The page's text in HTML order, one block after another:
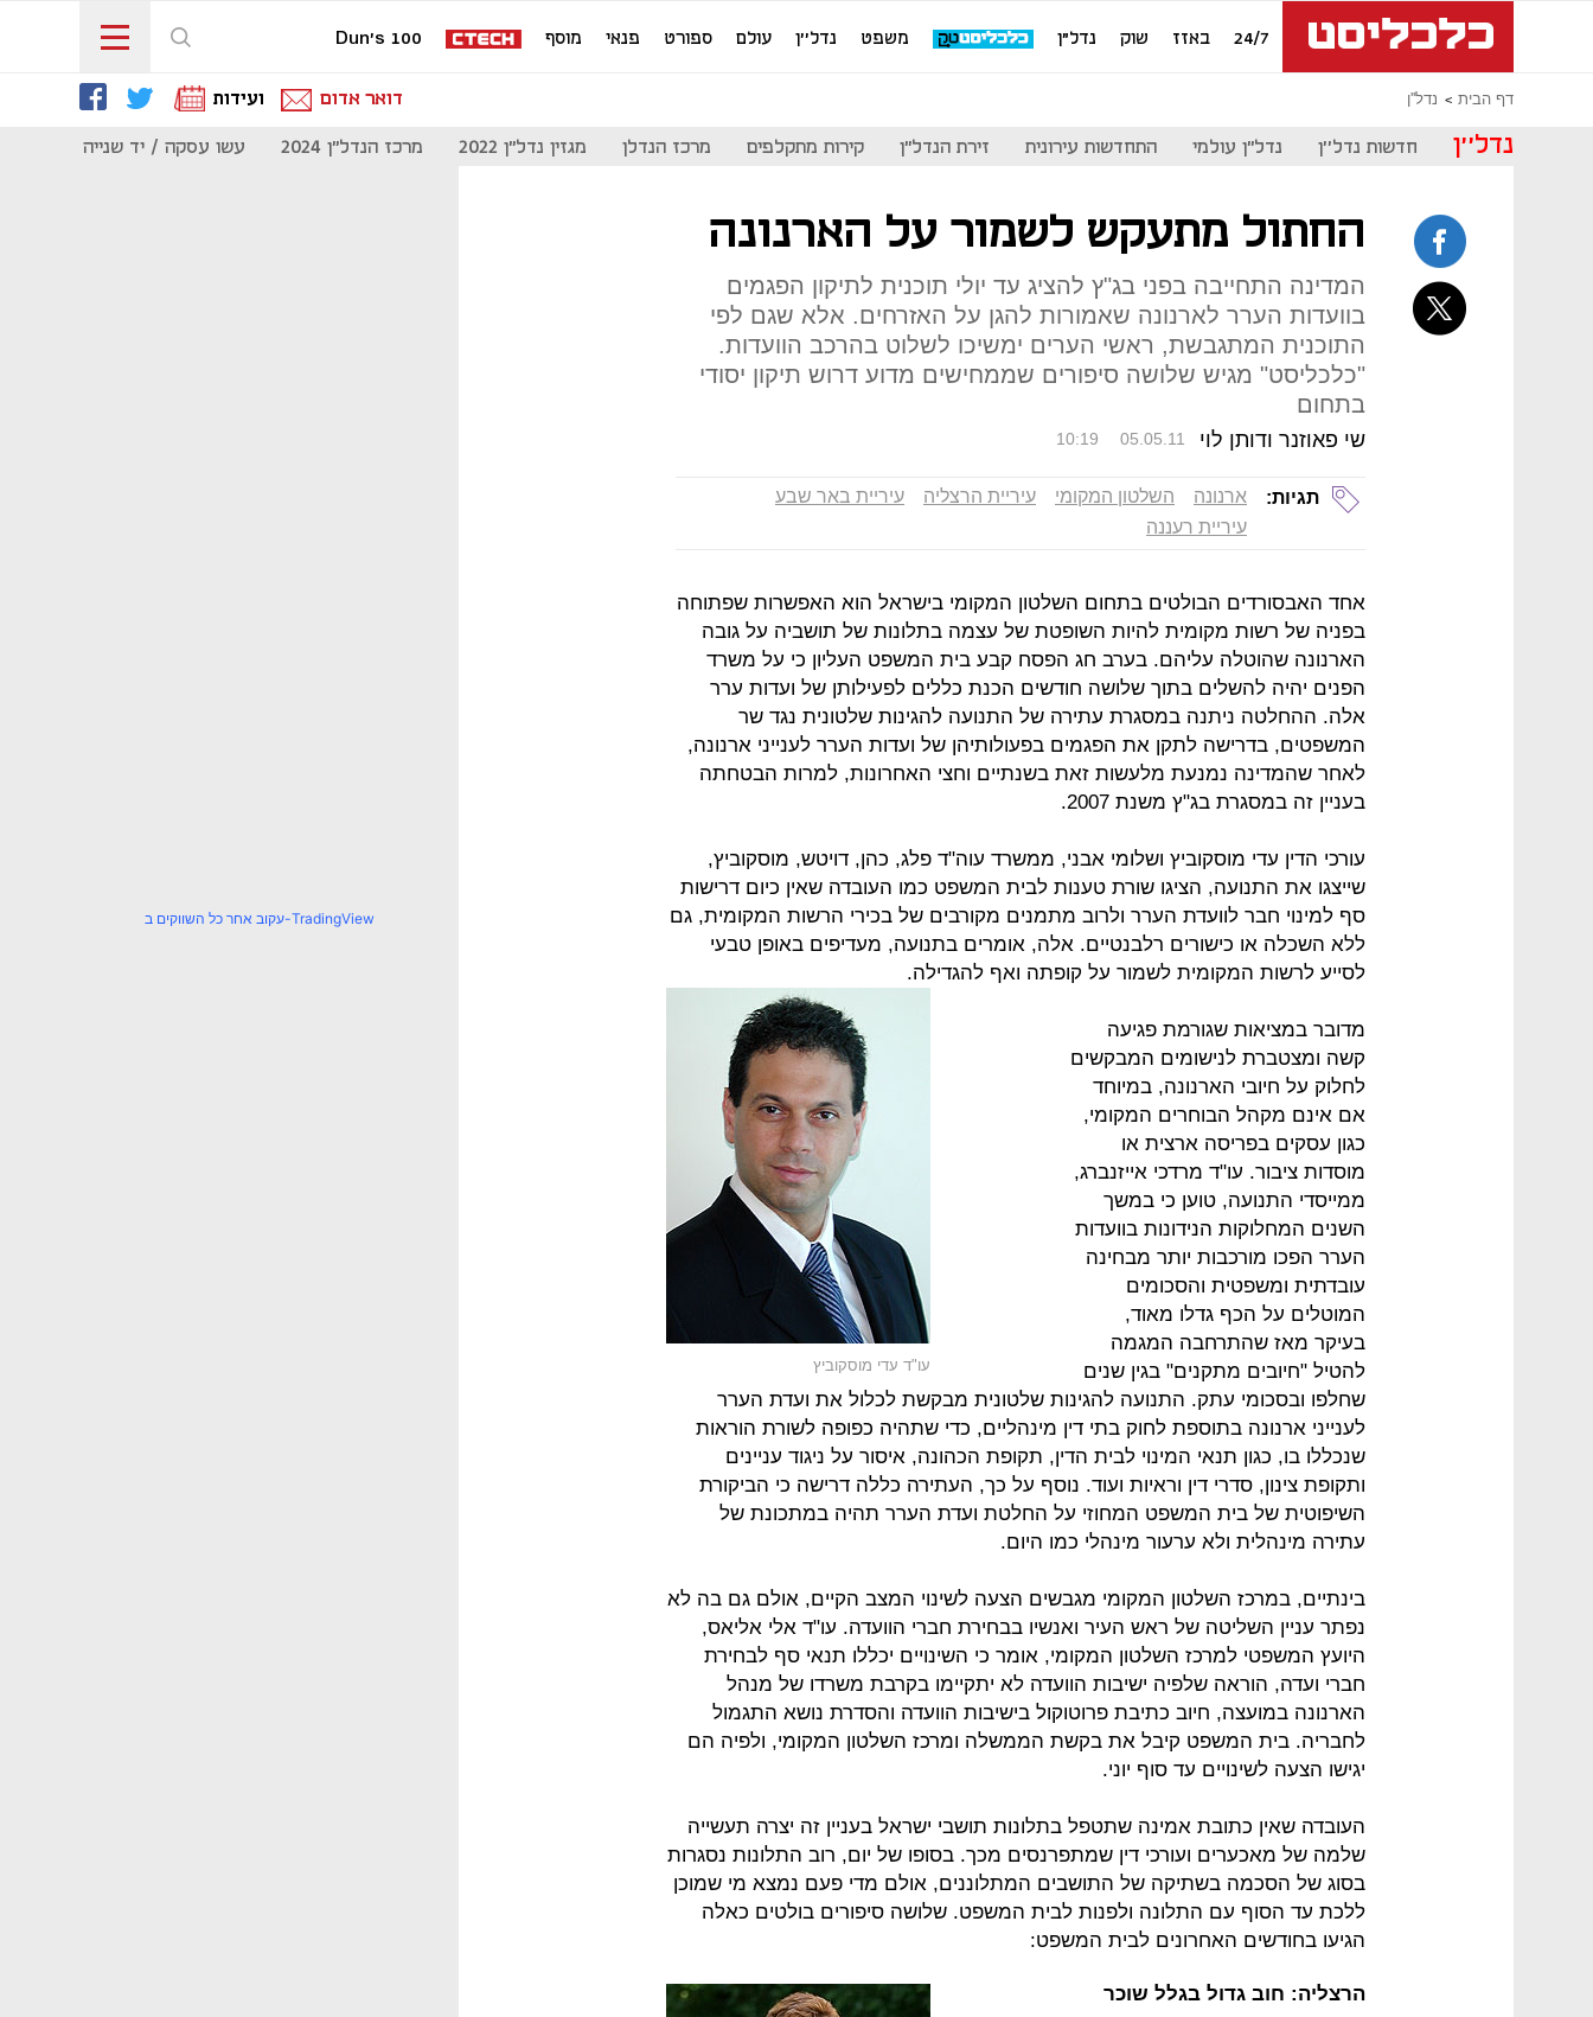
24/7 באזז שוק נדל"ן משפט נדל''ן עולם ספורט פנאי מוסף Dun's 100
דף הבית נדל''ן דואר אדום ועידות
נדל''ן חדשות נדל''ן נדל"ן עולמי התחדשות עירונית זירת הנדל"ן קירות מתקלפים מרכז הנדלן מגזין נדל"ן 2022 מרכז הנדל"ן 2024 עשו עסקה / יד שנייה
החתול מתעקש לשמור על הארנונה
המדינה התחייבה בפני בג"ץ להציג עד יולי תוכנית לתיקון הפגמים
בוועדות הערר לארנונה שאמורות להגן על האזרחים. אלא שגם לפי
התוכנית המתגבשת, ראשי הערים ימשיכו לשלוט בהרכב הוועדות.
"כלכליסט" מגיש שלושה סיפורים שממחישים מדוע דרוש תיקון יסודי
בתחום
שי פאוזנר ודותן לוי 10:19 05.05.11
תגיות: ארנונה השלטון המקומי עיריית הרצליה
עיריית באר שבע
עיריית רעננה
אחד האבסורדים הבולטים בתחום השלטון המקומי בישראל הוא האפשרות שפתוחה
בפניה של רשות מקומית להיות השופטת של עצמה בתלונות של תושביה על גובה
הארנונה שהוטלה עליהם. בערב חג הפסח קבע בית המשפט העליון כי על משרד
הפנים יהיה להשלים בתוך שלושה חודשים הכנת כללים לפעילותן של ועדות ערר
אלה. ההחלטה ניתנה במסגרת עתירה של התנועה להגינות שלטונית נגד שר
המשפטים, בדרישה לתקן את הפגמים בפעולותיהן של ועדות הערר לענייני ארנונה,
לאחר שהמדינה נמנעת מלעשות זאת בשנתיים וחצי האחרונות, למרות הבטחתה
בעניין זה במסגרת בג"ץ משנת 2007.
עורכי הדין עדי מוסקוביץ ושלומי אבני, ממשרד עוה"ד פלג, כהן, דויטש, מוסקוביץ,
שייצגו את התנועה, הציגו שורת טענות לבית המשפט כמו העובדה שאין כיום דרישות
סף למינוי חבר לוועדת הערר ולרוב מתמנים מקורבים של בכירי הרשות המקומית, גם
ללא השכלה או כישורים רלבנטיים. אלה, אומרים בתנועה, מעדיפים באופן טבעי
לסייע לרשות המקומית לשמור על קופתה ואף להגדילה.
עו"ד עדי מוסקוביץ
מדובר במציאות שגורמת פגיעה
קשה ומצטברת לנישומים המבקשים
לחלוק על חיובי הארנונה, במיוחד
אם אינם מקהל הבוחרים המקומי,
כגון עסקים בפריסה ארצית או
מוסדות ציבור. עו"ד מרדכי אייזנברג,
ממייסדי התנועה, טוען כי במשך
השנים המחלוקות הנידונות בוועדות
הערר הפכו מורכבות יותר מבחינה
עובדתית ומשפטית והסכומים
המוטלים על הכף גדלו מאוד,
בעיקר מאז שהתרחבה המגמה
להטיל "חיובים מתקנים" בגין שנים
שחלפו ובסכומי עתק. התנועה להגינות שלטונית מבקשת לכלול את ועדת הערר
לענייני ארנונה בתוספת לחוק בתי דין מינהליים, כדי שתהיה כפופה לשורת הוראות
שנכללו בו, כגון תנאי המינוי לבית הדין, תקופת הכהונה, איסור על ניגוד עניינים
ותקופת צינון, סדרי דין וראיות ועוד. נוסף על כך, העתירה כללה דרישה כי הביקורת
השיפוטית של בית המשפט המחוזי על החלטת ועדת הערר תהיה במתכונת של
עתירה מינהלית ולא ערעור מינהלי כמו היום.
בינתיים, במרכז השלטון המקומי מגבשים הצעה לשינוי המצב הקיים, אולם גם בה לא
נפתר עניין השליטה של ראש העיר ואנשיו בבחירת חברי הוועדה. עו"ד אלי אליאס,
היועץ המשפטי למרכז השלטון המקומי, אומר כי השינויים יכללו תנאי סף לבחירת
חברי ועדה, הוראה שלפיה ישיבות הוועדה לא יתקיימו בקרבת משרדו של מנהל
הארנונה במועצה, חיוב כתיבת פרוטוקול בישיבות הוועדה והסדרת נושא התגמול
לחבריה. בית המשפט קיבל את בקשת הממשלה ומרכז השלטון המקומי, ולפיה הם
יגישו הצעה לשינויים עד סוף יוני.
העובדה שאין כתובת אמינה שתטפל בתלונות תושבי ישראל בעניין זה יצרה תעשייה
שלמה של מאכערים ועורכי דין שמתפרנסים מכך. בסופו של יום, רוב התלונות נסגרות
בסוג של הסכמה בשתיקה של התושבים המתלוננים, אולם מדי פעם נמצא מי שמוכן
ללכת עד הסוף עם התלונה ולפנות לבית המשפט. שלושה סיפורים בולטים כאלה
הגיעו בחודשים האחרונים לבית המשפט:
הרצליה: חוב גדול בגלל שוכר
עקוב אחר כל השווקים ב-TradingView